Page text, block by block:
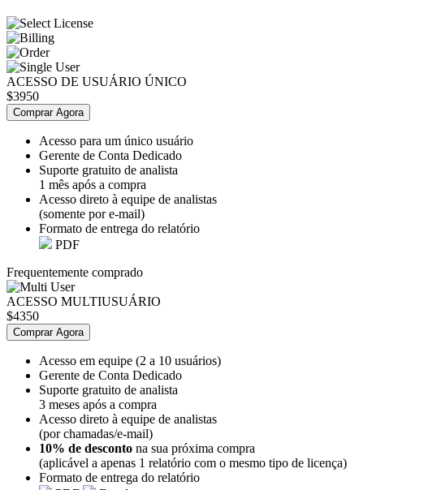
ACESSO DE USUÁRIO ÚNICO
$3950
Comprar Agora
Acesso para um único usuário
Gerente de Conta Dedicado
Suporte gratuito de analista
1 mês após a compra
Acesso direto à equipe de analistas
(somente por e-mail)
Formato de entrega do relatório
PDF
Frequentemente comprado
ACESSO MULTIUSUÁRIO
$4350
Comprar Agora
Acesso em equipe (2 a 10 usuários)
Gerente de Conta Dedicado
Suporte gratuito de analista
3 meses após a compra
Acesso direto à equipe de analistas
(por chamadas/e-mail)
10% de desconto na sua próxima compra
(aplicável a apenas 1 relatório com o mesmo tipo de licença)
Formato de entrega do relatório